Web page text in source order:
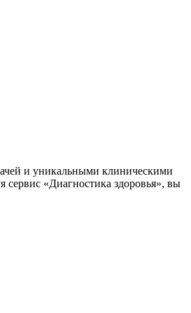
и уникальными клиническими
сервис «Диагностика здоровья», вы